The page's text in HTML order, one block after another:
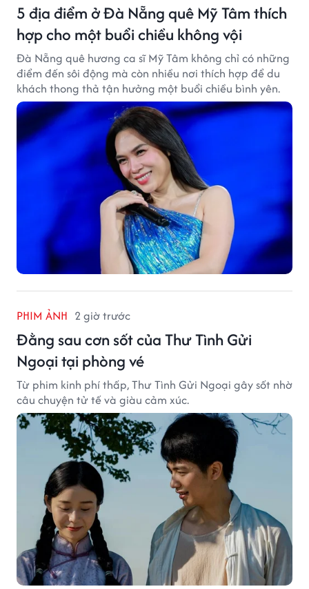
5 địa điểm ở Đà Nẵng quê Mỹ Tâm thích
hợp cho một buổi chiều không vội
Đà Nẵng quê hương ca sĩ Mỹ Tâm không chỉ có những
điểm đến sôi động mà còn nhiều nơi thích hợp để du
khách thong thả tận hưởng một buổi chiều bình yên.
PHIM ẢNH 2 giờ trước
Đằng sau cơn sốt của Thư Tình Gửi
Ngoại tại phòng vé
Từ phim kinh phí thấp, Thư Tình Gửi Ngoại gây sốt nhờ
câu chuyện tử tế và giàu cảm xúc.